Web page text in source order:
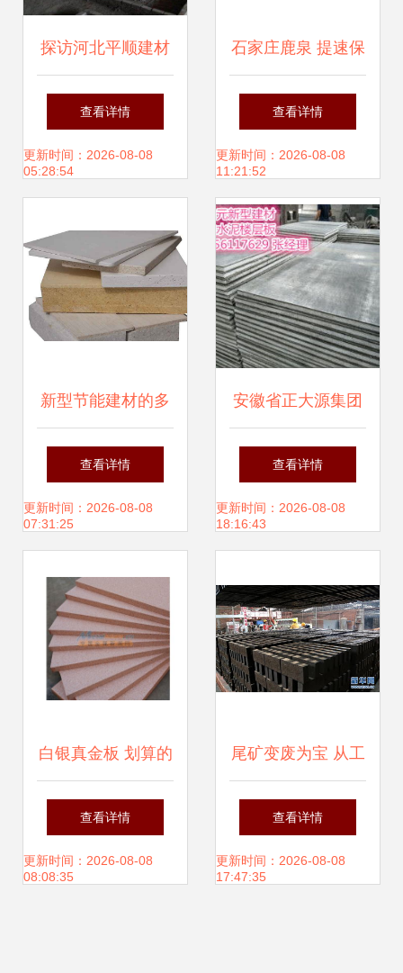
探访河北平顺建材
创新隔墙技术引领
建筑行业新风向
与复合夹心板的高
效解决方案
查看详情
更新时间：2026-08-08
05:28:54
石家庄鹿泉 提速保
质增效，ALC新型
材料开拓装配式建
筑产业新领域
查看详情
更新时间：2026-08-08
11:21:52
新型节能建材的多
样化应用与发展前
景
查看详情
更新时间：2026-08-08
07:31:25
安徽省正大源集团
新型建材公司 匠心
打造绿色未来，领
道
查看详情
更新时间：2026-08-08
18:16:43
白银真金板 划算的
真金板厂家特供
查看详情
更新时间：2026-08-08
08:08:35
尾矿变废为宝 从工
业废料到新型建筑
材料的绿色跨越
查看详情
更新时间：2026-08-08
17:47:35